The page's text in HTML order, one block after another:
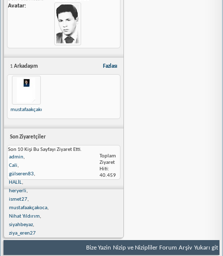
Avatar
Fazlası
1 Arkadaşım
mustafaakçakoca
Son Ziyaretçiler
Son 10 Kişi Bu Sayfayı Ziyaret Etti.
admin,
Cali,
gülseren83,
HALİL,
heryerli,
ismet27,
mustafaakçakoca,
Nihat Yıldırım,
siyahbeyaz,
ziya_eren27
Toplam
Ziyaret
Hiti:
40.459
Bize Yazin Nizip ve Nizipliler Forum Arşiv Yukarı git